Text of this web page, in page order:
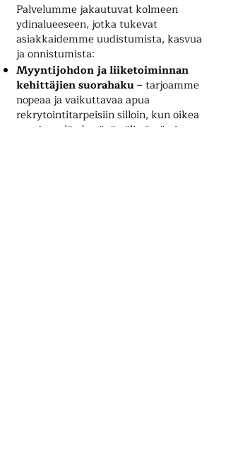
Palvelumme jakautuvat kolmeen
ydinalueeseen, jotka tukevat
asiakkaidemme uudistumista, kasvua
ja onnistumista:
Myyntijohdon ja liiketoiminnan
kehittäjien suorahaku– tarjoamme
nopeaa ja vaikuttavaa apua
rekrytointitarpeisiin silloin, kun oikea
osaaja on löydettävä välittömästi